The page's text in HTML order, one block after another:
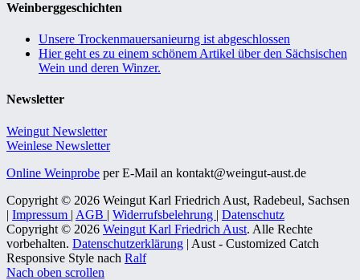
Weinberggeschichten
Unsere Trockenmauersanieurng ist abgeschlossen
Hier geht es zu einem schönem Artikel über den Sächsischen
Wein und deren Winzer.
Newsletter
Weingut Newsletter
Weinlese Newsletter
Online Weinprobe per E-Mail an kontakt@weingut-aust.de
Copyright © 2026 Weingut Karl Friedrich Aust, Radebeul, Sachsen
| Impressum | AGB | Widerrufsbelehrung | Datenschutz
Copyright © 2026 Weingut Karl Friedrich Aust. Alle Rechte
vorbehalten. Datenschutzerklärung | Aust - Customized Catch
Responsive Style nach Ralf
Nach oben scrollen